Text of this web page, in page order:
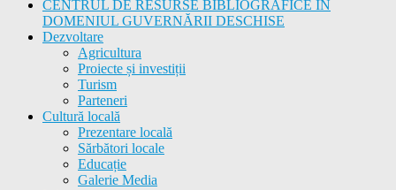
CENTRUL DE RESURSE BIBLIOGRAFICE ÎN
DOMENIUL GUVERNĂRII DESCHISE
Dezvoltare
Agricultura
Proiecte și investiții
Turism
Parteneri
Cultură locală
Prezentare locală
Sărbători locale
Educație
Galerie Media